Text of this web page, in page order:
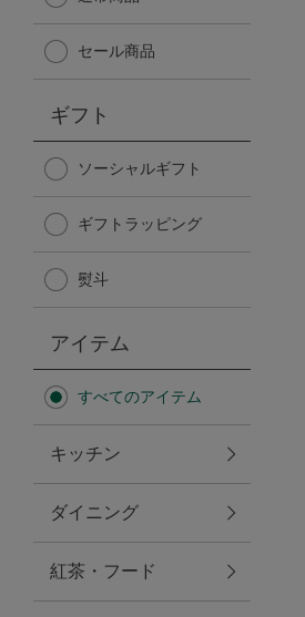
Afternoon Tea TEAROOM
日傘
保冷バッグ
無重力シリーズ
トラベルグッズ
セール商品
ギフト
ソーシャルギフト
ギフトラッピング
熨斗
アイテム
すべてのアイテム
キッチン
ダイニング
紅茶・フード